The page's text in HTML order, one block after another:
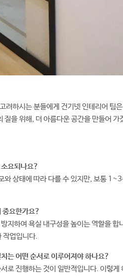
려하시는 분들에게 건기넷 인테리어 팀은
질을 위해, 더 아름다운 공간을 만들어 가
요되나요?
와 상태에 따라 다를 수 있지만, 보통
중요한가요?
지하여 욕실 내구성을 높이는 역할을 합
작업입니다.
는 어떤 순서로 이루어져야 하나요?
로 진행하는 것이 일반적입니다. 이렇게